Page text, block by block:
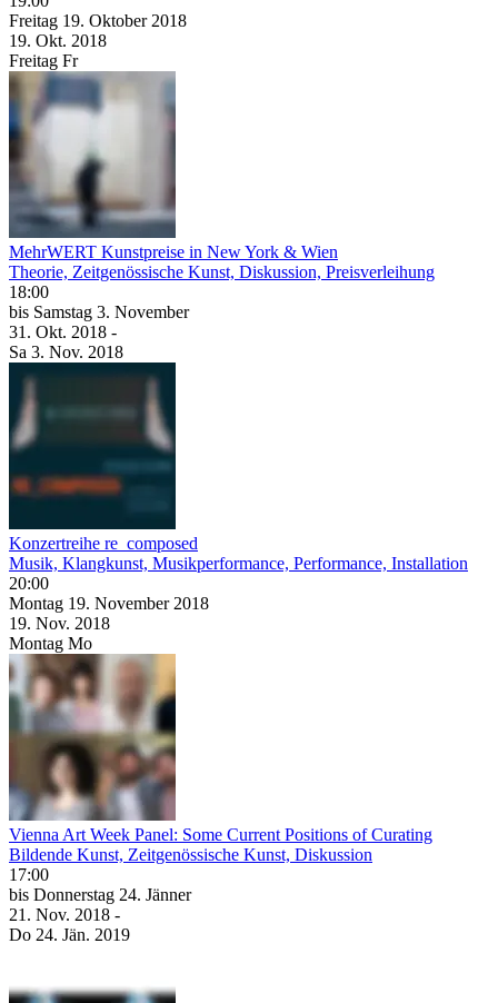
Freitag 19. Oktober 2018
19. Okt. 2018
Freitag Fr
MehrWERT Kunstpreise in New York & Wien
Theorie, Zeitgenössische Kunst, Diskussion, Preisverleihung
18:00
bis Samstag 3. November
31. Okt. 2018 -
Sa 3. Nov. 2018
Konzertreihe re_composed
Musik, Klangkunst, Musikperformance, Performance, Installation
20:00
Montag 19. November 2018
19. Nov. 2018
Montag Mo
Vienna Art Week Panel: Some Current Positions of Curating
Bildende Kunst, Zeitgenössische Kunst, Diskussion
17:00
bis Donnerstag 24. Jänner
21. Nov. 2018 -
Do 24. Jän. 2019